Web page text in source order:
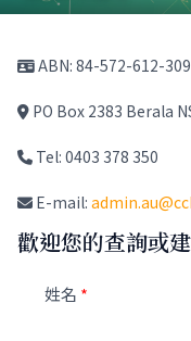
ABN: 84-572-612-309
PO Box 2383 Berala
Tel: 0403 378 350
E-mail:
歡迎您的查詢或建
姓名